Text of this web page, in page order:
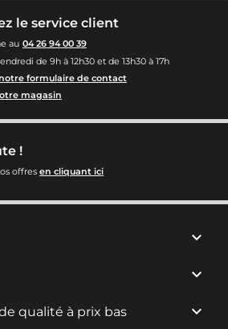
le service client
au 04 26 94 00 39
de 9h à 12h30 et de 13h30 à 17h
notre formulaire de contact
magasin
!
offres en cliquant ici


qualité à prix bas 